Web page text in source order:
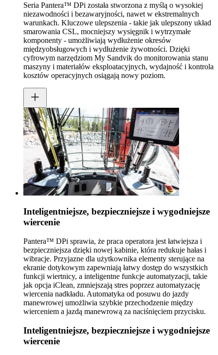
Seria Pantera™ DPi została stworzona z myślą o wysokiej
niezawodności i bezawaryjności, nawet w ekstremalnych
warunkach. Kluczowe ulepszenia - takie jak ulepszony układ
smarowania CSL, mocniejszy wysięgnik i wytrzymałe
komponenty - umożliwiają wydłużenie okresów
międzyobsługowych i wydłużenie żywotności. Dzięki
cyfrowym narzędziom My Sandvik do monitorowania stanu
maszyny i materiałów eksploatacyjnych, wydajność i kontrola
kosztów operacyjnych osiągają nowy poziom.
Inteligentniejsze, bezpieczniejsze i wygodniejsze
wiercenie
Pantera™ DPi sprawia, że praca operatora jest łatwiejsza i
bezpieczniejsza dzięki nowej kabinie, która redukuje hałas i
wibracje. Przyjazne dla użytkownika elementy sterujące na
ekranie dotykowym zapewniają łatwy dostęp do wszystkich
funkcji wiertnicy, a inteligentne funkcje automatyzacji, takie
jak opcja iClean, zmniejszają stres poprzez automatyzację
wiercenia nadkładu. Automatyka od posuwu do jazdy
manewrowej umożliwia szybkie przechodzenie między
wierceniem a jazdą manewrową za naciśnięciem przycisku.
Inteligentniejsze, bezpieczniejsze i wygodniejsze
wiercenie